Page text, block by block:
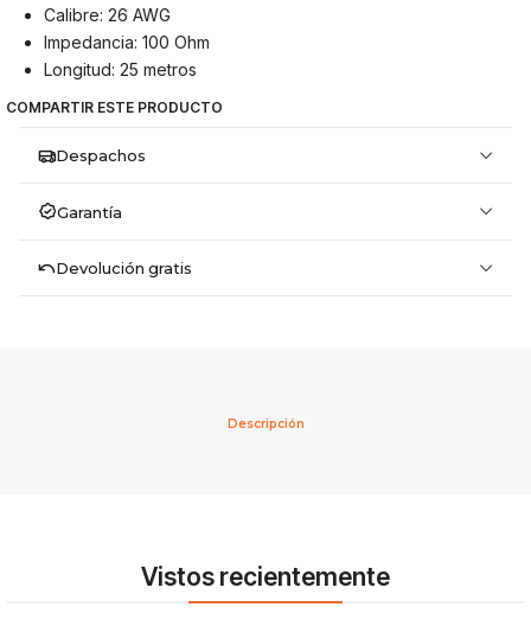
Calibre: 26 AWG
Impedancia: 100 Ohm
Longitud: 25 metros
COMPARTIR ESTE PRODUCTO
Despachos
Garantía
Devolución gratis
Descripción
Vistos recientemente